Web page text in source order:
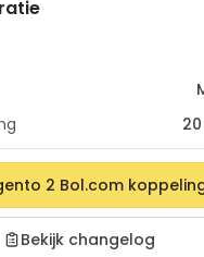
2 Bol.com
Bekijk changelog